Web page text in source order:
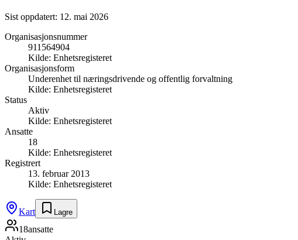
Sist oppdatert: 12. mai 2026
Organisasjonsnummer
911564904
Kilde: Enhetsregisteret
Organisasjonsform
Underenhet til næringsdrivende og offentlig forvaltning
Kilde: Enhetsregisteret
Status
Aktiv
Kilde: Enhetsregisteret
Ansatte
18
Kilde: Enhetsregisteret
Registrert
13. februar 2013
Kilde: Enhetsregisteret
Kart Lagre
18ansatte